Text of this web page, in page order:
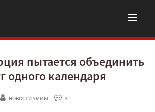
пытается объединить
одного календаря
НОВОСТИ УММЫ 3